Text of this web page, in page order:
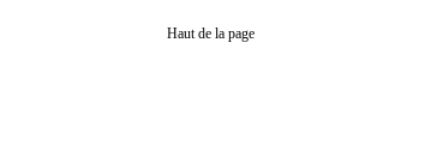
Haut de la page